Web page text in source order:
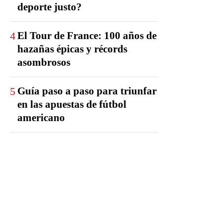
deporte justo?
4El Tour de France: 100 años de
hazañas épicas y récords
asombrosos
5 Guía paso a paso para triunfar
en las apuestas de fútbol
americano